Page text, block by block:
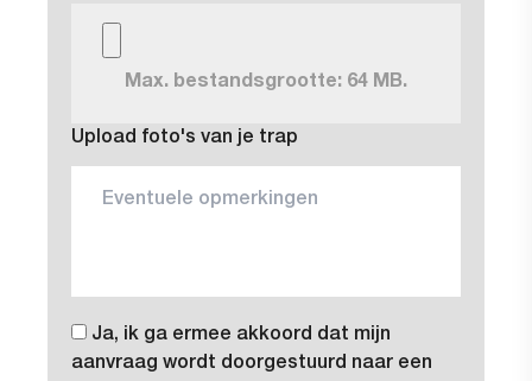
Max. bestandsgrootte: 64 MB.
Upload foto's van je trap
Ja, ik ga ermee akkoord dat mijn
aanvraag wordt doorgestuurd naar een